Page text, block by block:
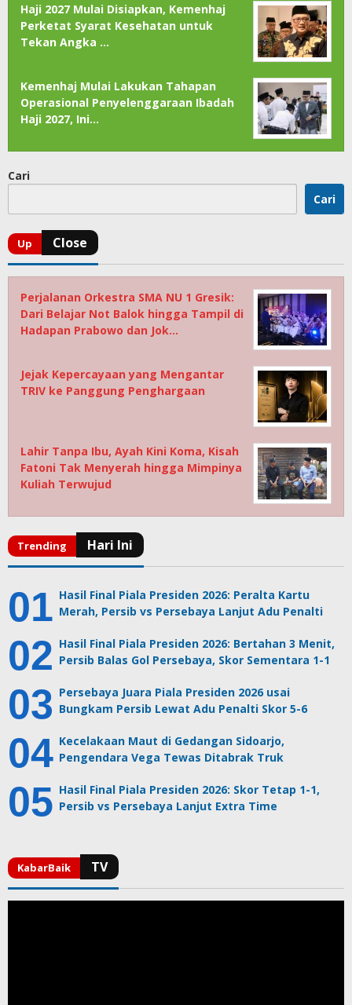
Haji 2027 Mulai Disiapkan, Kemenhaj
Perketat Syarat Kesehatan untuk
Tekan Angka …
Kemenhaj Mulai Lakukan Tahapan
Operasional Penyelenggaraan Ibadah
Haji 2027, Ini…
Cari
Cari
Perjalanan Orkestra SMA NU 1 Gresik:
Dari Belajar Not Balok hingga Tampil di
Hadapan Prabowo dan Jok…
Jejak Kepercayaan yang Mengantar
TRIV ke Panggung Penghargaan
Lahir Tanpa Ibu, Ayah Kini Koma, Kisah
Fatoni Tak Menyerah hingga Mimpinya
Kuliah Terwujud
Hasil Final Piala Presiden 2026: Peralta Kartu
Merah, Persib vs Persebaya Lanjut Adu Penalti
Hasil Final Piala Presiden 2026: Bertahan 3 Menit,
Persib Balas Gol Persebaya, Skor Sementara 1-1
Persebaya Juara Piala Presiden 2026 usai
Bungkam Persib Lewat Adu Penalti Skor 5-6
Kecelakaan Maut di Gedangan Sidoarjo,
Pengendara Vega Tewas Ditabrak Truk
Hasil Final Piala Presiden 2026: Skor Tetap 1-1,
Persib vs Persebaya Lanjut Extra Time